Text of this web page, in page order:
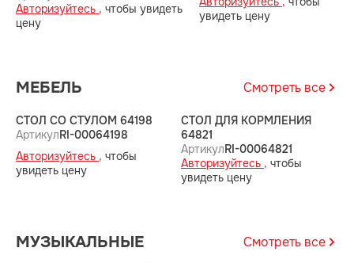
Авторизуйтесь , чтобы увидеть
цену
увидеть цену
МЕБЕЛЬ Смотреть все
СТОЛ СО СТУЛОМ 64198
АртикулRI-00064198
Авторизуйтесь , чтобы
увидеть цену
СТОЛ ДЛЯ КОРМЛЕНИЯ
64821
АртикулRI-00064821
Авторизуйтесь , чтобы
увидеть цену
МУЗЫКАЛЬНЫЕ Смотреть все